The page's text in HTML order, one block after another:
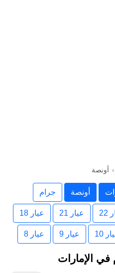
أونصة
أونصة جرام
عيار 21 عيار 18
10 عيار 9 عيار 8
الإمارات